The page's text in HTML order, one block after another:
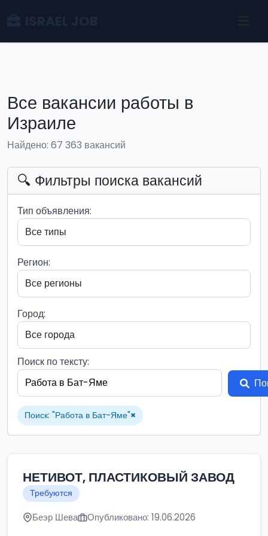
Все вакансии работы в
Израиле
Найдено: 67 363 вакансий
🔍 Фильтры поиска вакансий
Тип объявления:
Регион:
Город:
Поиск по тексту:
Поиск: "Работа в Бат-Яме"×
НЕТИВОТ, ПЛАСТИКОВЫЙ ЗАВОД
Требуются
Беэр Шева Опубликовано: 19.06.2026